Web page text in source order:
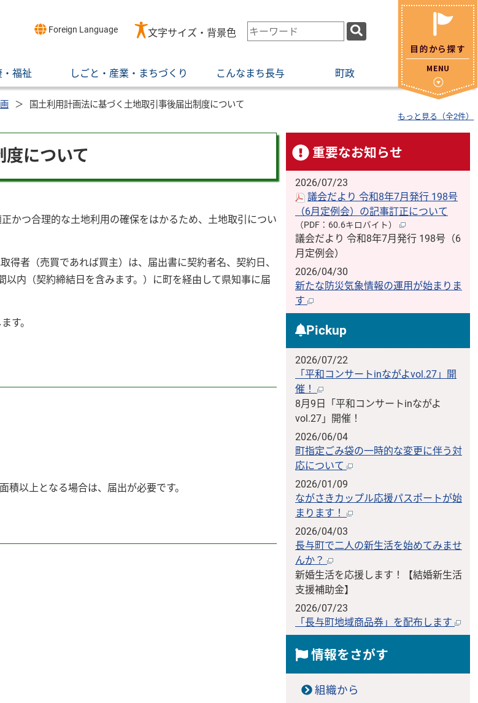
Foreign Language 文字サイズ・背景色
検
索
ー
ワ
・福祉 しごと・産業・まちづくり こんなまち長与 町政
国土利用計画法に基づく土地取引事後届出制度について
もっと見る（全2件）
度について
かつ合理的な土地利用の確保をはかるため、土地取引につい
者（売買であれば買主）は、届出書に契約者名、契約日、
内（契約締結日を含みます。）に町を経由して県知事に届
す。
以上となる場合は、届出が必要です。
重要なお知らせ
2026/07/23
議会だより 令和8年7月発行 198号
（6月定例会）の記事訂正について
（PDF：60.6キロバイト）
議会だより 令和8年7月発行 198号（6
月定例会）
2026/04/30
新たな防災気象情報の運用が始まりま
す
Pickup
2026/07/22
「平和コンサートinながよvol.27」開
催！
8月9日「平和コンサートinながよ
vol.27」開催！
2026/06/04
町指定ごみ袋の一時的な変更に伴う対
応について
2026/01/09
ながさきカップル応援パスポートが始
まります！
2026/04/03
長与町で二人の新生活を始めてみませ
んか？
新婚生活を応援します！【結婚新生活
支援補助金】
2026/07/23
「長与町地域商品券」を配布します
情報をさがす
組織から